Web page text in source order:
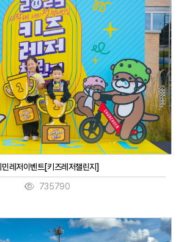
민레저이벤트[키즈레저챌린지]
735790